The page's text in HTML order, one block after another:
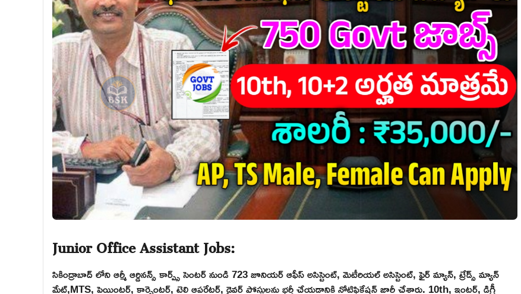
Junior Office Assistant Jobs:
సికింద్రాబాద్ లోని ఆర్మీ ఆర్డినన్స్ కార్ప్స్ సెంటర్ నుండి 723 జూనియర్ ఆఫీస్ అసిస్టెంట్, మెటీరియల్ అసిస్టెంట్, ఫైర్ మ్యాన్, ట్రేడ్స్ మ్యాన్
మేట్,MTS, పెయింటర్, కార్పెంటర్, టెలి ఆపరేటర్, డ్రైవర్ పోస్టులను భర్తీ చేయడానికి నోటిఫికేషన్ జారీ చేశారు. 10th, ఇంటర్, డిగ్రీ